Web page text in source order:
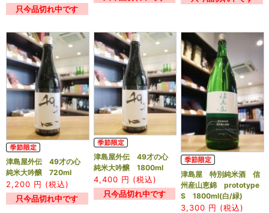
只今品切れ中です
津島屋外伝 49才の心
純米大吟醸 720ml
2,200 円 (税込)
只今品切れ中です
津島屋外伝 49才の心
純米大吟醸 1800ml
4,400 円 (税込)
只今品切れ中です
津島屋 特別純米酒 信
州産山恵錦 prototype
S 1800ml(白/緑)
3,300 円 (税込)